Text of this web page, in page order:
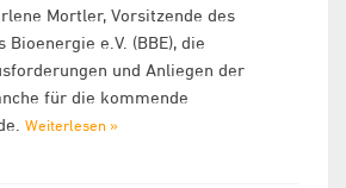
Mortler, Vorsitzende des
Bioenergie e.V. (BBE), die
und Anliegen der
für die kommende
Weiterlesen »